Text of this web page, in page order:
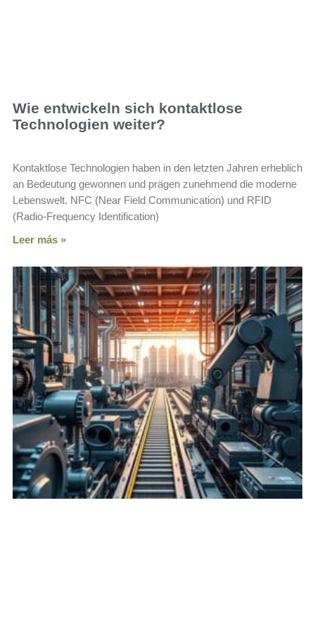
Wie entwickeln sich kontaktlose
Technologien weiter?
Kontaktlose Technologien haben in den letzten Jahren erheblich
an Bedeutung gewonnen und prägen zunehmend die moderne
Lebenswelt. NFC (Near Field Communication) und RFID
(Radio-Frequency Identification)
Leer más »